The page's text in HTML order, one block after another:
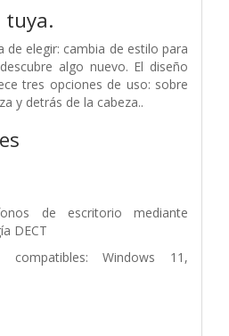
tuya.
de elegir: cambia de estilo para
algo nuevo. El diseño
tres opciones de uso: sobre
y detrás de la cabeza..
de escritorio mediante
DECT
compatibles: Windows 11,